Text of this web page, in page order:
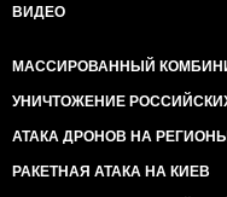
ВИДЕО
МАССИРОВАННЫЙ
УНИЧТОЖЕНИЕ
АТАКА ДРОНОВ НА
РАКЕТНАЯ АТАКА НА КИЕВ